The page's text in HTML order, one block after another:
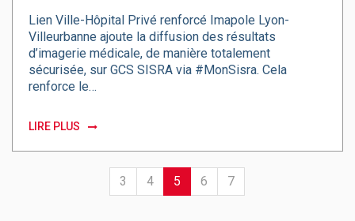
Lien Ville-Hôpital Privé renforcé Imapole Lyon-
Villeurbanne ajoute la diffusion des résultats
d’imagerie médicale, de manière totalement
sécurisée, sur GCS SISRA via #MonSisra. Cela
renforce le…
LIRE PLUS
3 4 5 (current)
6 7